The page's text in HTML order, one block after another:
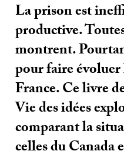
La prison est
productive.
montrent.
pour faire évoluer
France. Ce livre
Vie des idées
comparant la
celles du Canada